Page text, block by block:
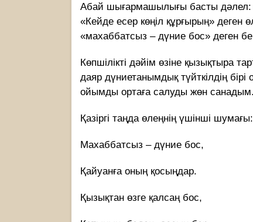
Абай шығармашылығы басты дәлел:
«Кейде есер көңіл құрғырың» деген
«махаббатсыз – дүние бос» деген
Көпшілікті дәйім өзіне қызықтыра
даяр дүниетанымдық түйткілдің
ойымды ортаға салуды жөн санадым.
Қазіргі таңда өлеңнің үшінші шумағы:
Махаббатсыз – дүние бос,
Қайуанға оның қосыңдар.
Қызықтан өзге қалсаң бос,